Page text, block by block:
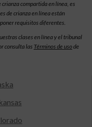
compartida en línea, es
de crianza en línea están
requisitos diferentes.
clases en línea y el tribunal
consulta las Términos de usode